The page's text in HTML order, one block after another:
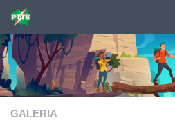
Skip to content
GALERIA